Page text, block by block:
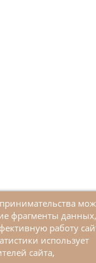
Войти в
фрагменты данных,
работу
использует
сайта,